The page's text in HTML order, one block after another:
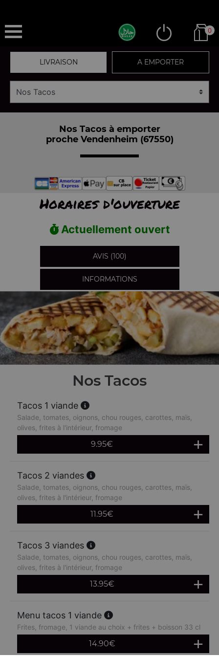
0
LIVRAISON A EMPORTER
Nos Tacos à emporter
proche Vendenheim (67550)
Horaires d'ouverture
Actuellement ouvert
AVIS (100)
INFORMATIONS
Nos Tacos
Tacos 1 viande
Salade, tomates, oignons, chou rouges, carottes, maïs,
olives, frites à l'intérieur, fromage
9.95€
Tacos 2 viandes
Salade, tomates, oignons, chou rouges, carottes, maïs,
olives, frites à l'intérieur, fromage
11.95€
Tacos 3 viandes
Salade, tomates, oignons, chou rouges, carottes, maïs,
olives, frites à l'intérieur, fromage
13.95€
Menu tacos 1 viande
Frites, fromage, 1 viande au choix + frites + boisson 33 cl
14.90€